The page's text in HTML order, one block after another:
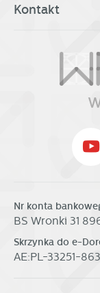
Kontakt
Nr konta
BS Wronki 31
Skrzynka do e-
AE:PL-33251-